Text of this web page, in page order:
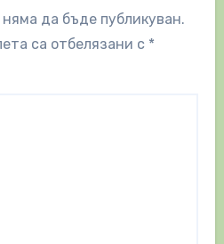
да бъде публикуван.
са отбелязани с *